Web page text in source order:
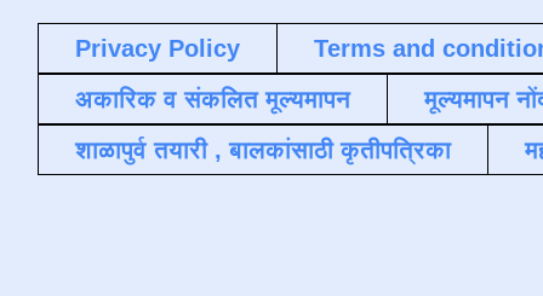
Privacy Policy
Terms and
अकारिक व संकलित मूल्यमापन
मूल्यमापन
शाळापुर्व तयारी , बालकांसाठी कृतीपत्रिका